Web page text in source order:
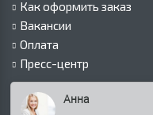
Как оформить заказ
Вакансии
Оплата
Пресс-центр
Каталог продукции
Анна